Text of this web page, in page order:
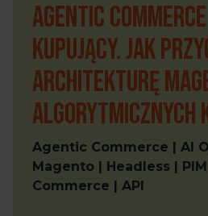
Agentic
kupujący. Jak
architekturę
algorytmicznych
Agentic Commerce | AI
Magento | Headless |
Commerce | API